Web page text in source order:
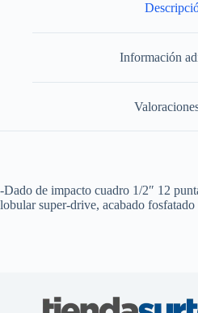
Información
-Dado de impacto cuadro 1/2″ 12
lobular super-drive, acabado fosfatado